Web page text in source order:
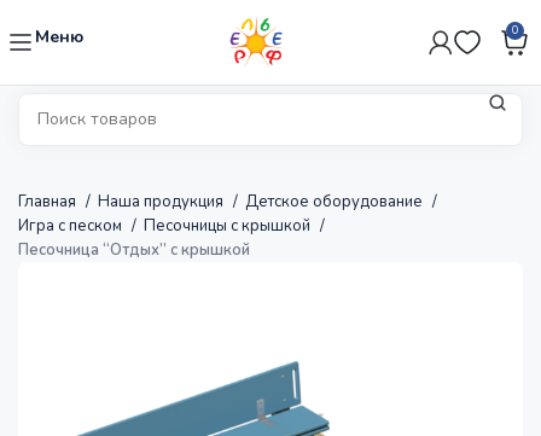
Меню 0
Главная Наша продукция
Детское оборудование
Игра с песком
Песочницы с крышкой
Песочница “Отдых” с крышкой